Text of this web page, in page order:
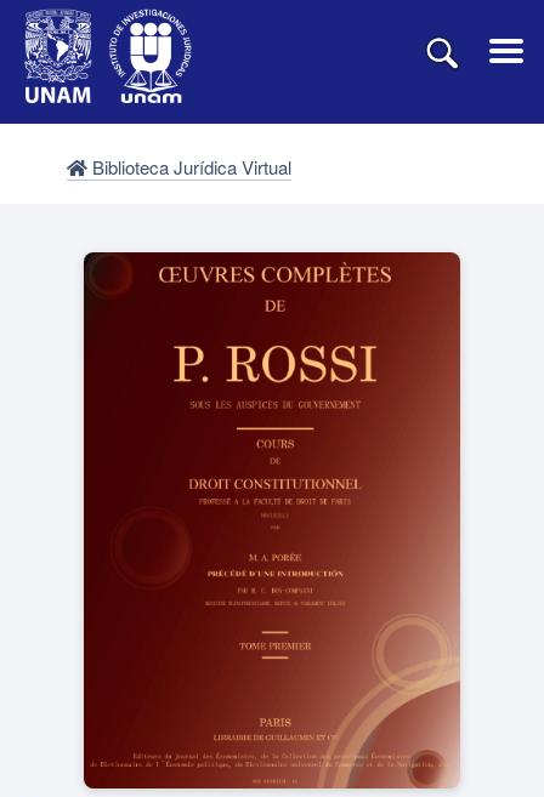
Biblioteca Jurídica Virtual